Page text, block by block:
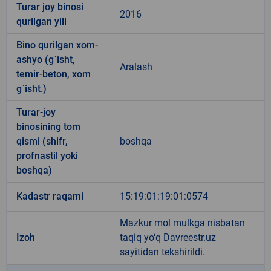
Turar joy binosi
qurilgan yili
2016
Bino qurilgan xom-
ashyo (g`isht,
temir-beton, xom
g`isht.)
Aralash
Turar-joy
binosining tom
qismi (shifr,
profnastil yoki
boshqa)
boshqa
Kadastr raqami 15:19:01:19:01:0574
Izoh
Mazkur mol mulkga nisbatan
taqiq yo‘q Davreestr.uz
sayitidan tekshirildi.